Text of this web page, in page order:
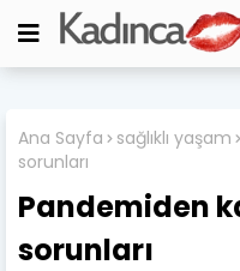
Ana Sayfa sağlıklı yaşam
sorunları
Pandemiden
sorunları